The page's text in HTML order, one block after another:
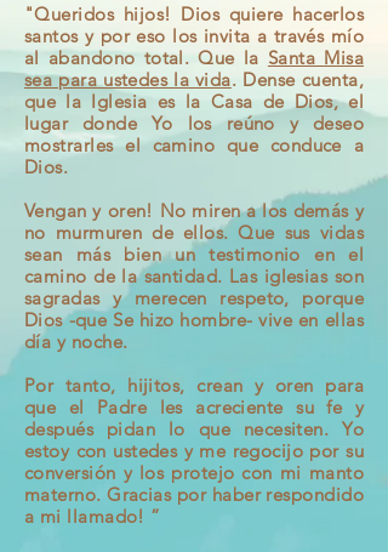
"Queridos hijos! Dios quiere hacerlos
santos y por eso los invita a través mío
al abandono total. Que la Santa Misa
sea para ustedes la vida. Densecuenta,
que la Iglesia es la Casa de Dios, el
lugar donde Yo los reúno y deseo
mostrarles el camino que conduce a
Dios.
Vengan y oren! No miren a los demás y
no murmuren de ellos. Que sus vidas
sean más bien un testimonio en el
camino de la santidad. Las iglesias son
sagradas y merecen respeto, porque
Dios -que Se hizo hombre- vive en ellas
día y noche.
Por tanto, hijitos, crean y oren para
que el Padre les acreciente su fe y
después pidan lo que necesiten. Yo
estoy con ustedes y me regocijo por su
conversión y los protejo con mi manto
materno. Gracias por haber respondido
a mi llamado! ”